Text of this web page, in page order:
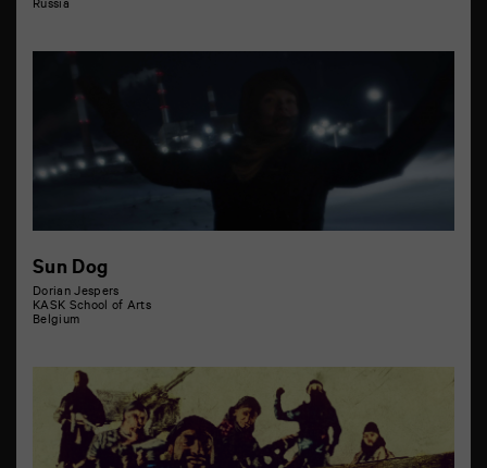
Russia
Sun Dog
Dorian Jespers
KASK School of Arts
Belgium